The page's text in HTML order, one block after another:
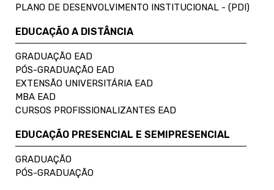
PLANO DE DESENVOLVIMENTO INSTITUCIONAL - (PDI)
EDUCAÇÃO A DISTÂNCIA
GRADUAÇÃO EAD
PÓS-GRADUAÇÃO EAD
EXTENSÃO UNIVERSITÁRIA EAD
MBA EAD
CURSOS PROFISSIONALIZANTES EAD
EDUCAÇÃO PRESENCIAL E SEMIPRESENCIAL
GRADUAÇÃO
PÓS-GRADUAÇÃO